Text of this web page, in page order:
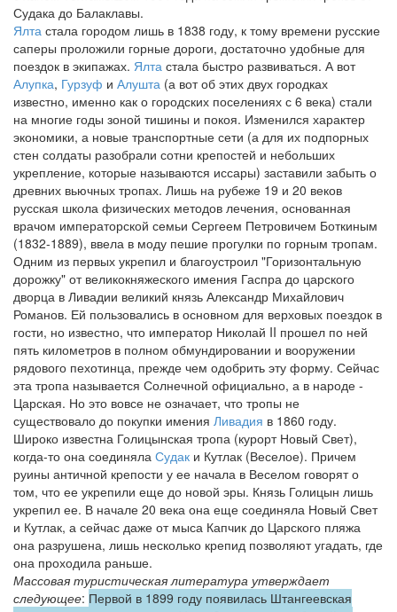
Судака до Балаклавы.
Ялта стала городом лишь в 1838 году, к тому времени русские
саперы проложили горные дороги, достаточно удобные для
поездок в экипажах. Ялта стала быстро развиваться. А вот
Алупка, Гурзуф и Алушта (а вот об этих двух городках
известно, именно как о городских поселениях с 6 века) стали
на многие годы зоной тишины и покоя. Изменился характер
экономики, а новые транспортные сети (а для их подпорных
стен солдаты разобрали сотни крепостей и небольших
укрепление, которые называются иссары) заставили забыть о
древних вьючных тропах. Лишь на рубеже 19 и 20 веков
русская школа физических методов лечения, основанная
врачом императорской семьи Сергеем Петровичем Боткиным
(1832-1889), ввела в моду пешие прогулки по горным тропам.
Одним из первых укрепил и благоустроил "Горизонтальную
дорожку" от великокняжеского имения Гаспра до царского
дворца в Ливадии великий князь Александр Михайлович
Романов. Ей пользовались в основном для верховых поездок в
гости, но известно, что император Николай II прошел по ней
пять километров в полном обмундировании и вооружении
рядового пехотинца, прежде чем одобрить эту форму. Сейчас
эта тропа называется Солнечной официально, а в народе -
Царская. Но это вовсе не означает, что тропы не
существовало до покупки имения Ливадия в 1860 году.
Широко известна Голицынская тропа (курорт Новый Свет),
когда-то она соединяла Судак и Кутлак (Веселое). Причем
руины античной крепости у ее начала в Веселом говорят о
том, что ее укрепили еще до новой эры. Князь Голицын лишь
укрепил ее. В начале 20 века она еще соединяла Новый Свет
и Кутлак, а сейчас даже от мыса Капчик до Царского пляжа
она разрушена, лишь несколько крепид позволяют угадать, где
она проходила раньше.
Массовая туристическая литература утверждает
следующее: Первой в 1899 году появилась Штангеевская